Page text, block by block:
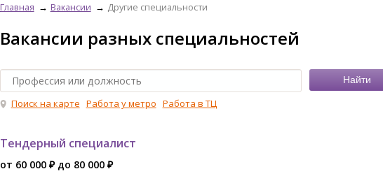
Главная Вакансии Другие специальности
Вакансии разных специальностей
Поиск на карте Работа у метро Работа в ТЦ
Тендерный специалист
от 60 000 ₽ до 80 000 ₽